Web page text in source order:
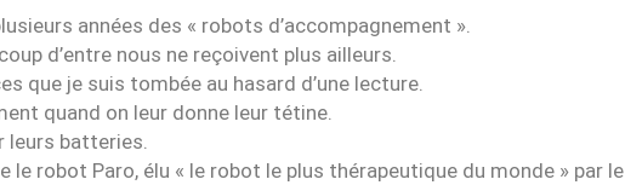
années des « robots d’accompagnement ».
d’entre nous ne reçoivent plus ailleurs.
que je suis tombée au hasard d’une lecture.
quand on leur donne leur tétine.
leurs batteries.
le robot Paro, élu « le robot le plus thérapeutique du monde » par le